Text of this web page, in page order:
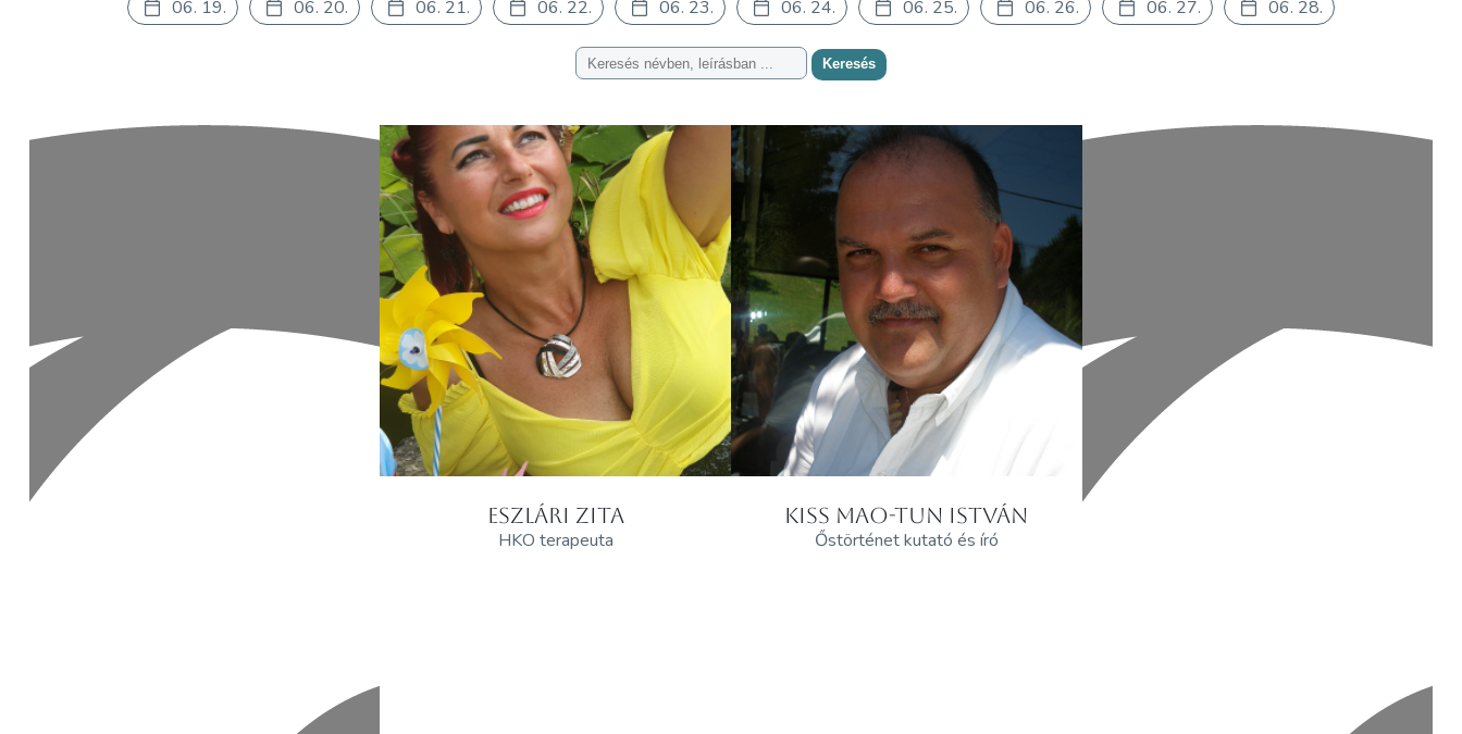
06. 19. 06. 20. 06. 21. 06. 22. 06. 23. 06. 24. 06. 25. 06. 26. 06. 27. 06. 28.
Keresés
ESZLÁRI ZITA
HKO terapeuta
KISS MAO-TUN ISTVÁN
Őstörténet kutató és író